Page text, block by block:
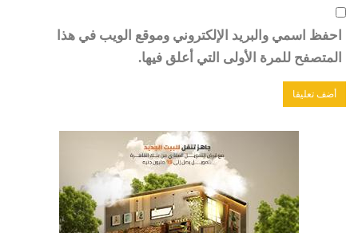
احفظ اسمي والبريد الإلكتروني وموقع الويب في هذا
المتصفح للمرة الأولى التي أعلق فيها.